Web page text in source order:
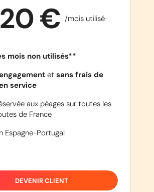
€ /mois utilisé
mois non utilisés**
et sans frais de
service
aux péages sur toutes les
de France
Espagne-Portugal
DEVENIR CLIENT